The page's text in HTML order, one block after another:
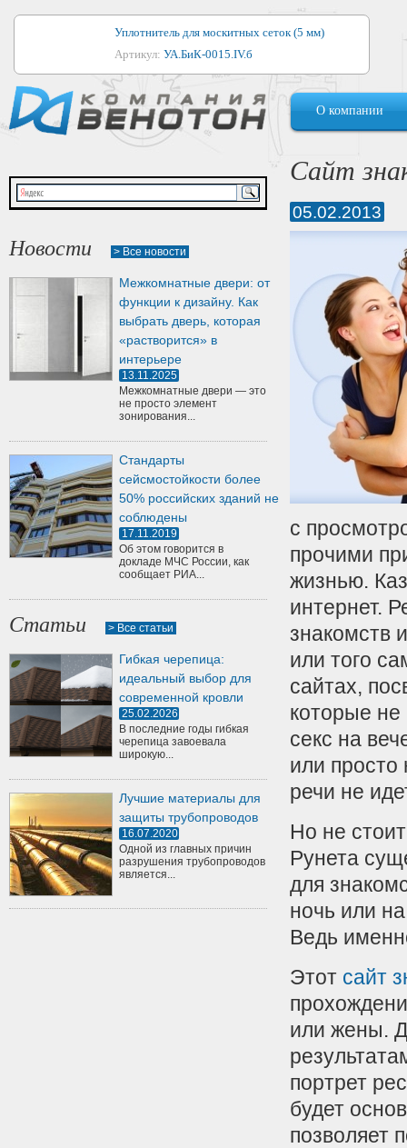
Уплотнитель для москитных сеток (5 мм)
Артикул: УА.БиК-0015.IV.б
Уплотнитель для алюминиевых окон
Артикул:1044
Уплотнитель для деревянных окон
Артикул:УМ.БиК-0062.IV.б
Уплотнитель лоджиевый для (4, 5, 6 мм)
Артикул:
О компании
Новости > Все новости
Межкомнатные двери: от
функции к дизайну. Как
выбрать дверь, которая
«растворится» в
интерьере
13.11.2025
Межкомнатные двери — это
не просто элемент
зонирования...
Стандарты
сейсмостойкости более
50% российских зданий не
соблюдены
17.11.2019
Об этом говорится в
докладе МЧС России, как
сообщает РИА...
Статьи > Все статьи
Гибкая черепица:
идеальный выбор для
современной кровли
25.02.2026
В последние годы гибкая
черепица завоевала
широкую...
Лучшие материалы для
защиты трубопроводов
16.07.2020
Одной из главных причин
разрушения трубопроводов
является...
Сайт
05.02.2013
с
прочими
жизнью.
интернет.
знакомств
или того
сайтах,
которые
секс на
или просто
речи не
Но не
Рунета
для
ночь или
Ведь
Этот сайт
или жены.
портрет
будет
позволяет